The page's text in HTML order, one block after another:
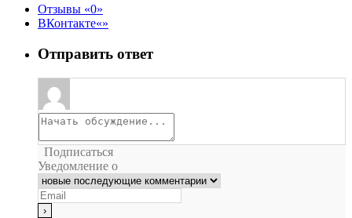
Отзывы
0
ВКонтакте
Отправить ответ
Подписаться
Уведомление о